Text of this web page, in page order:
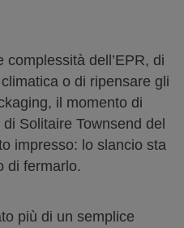
dell’EPR, di
o di ripensare gli
il momento di
Solitaire Townsend del
impresso: lo slancio sta
di fermarlo.
più di un semplice